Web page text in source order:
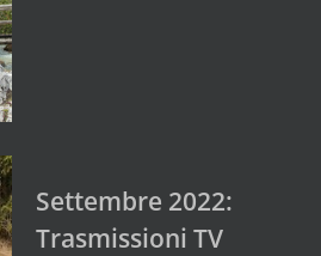
Settembre 2022:
Trasmissioni TV